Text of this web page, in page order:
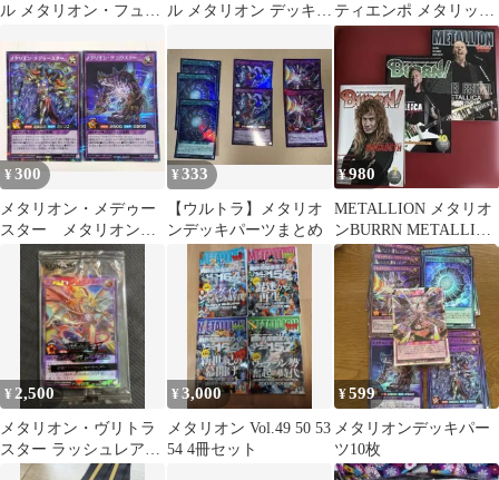
ル メタリオン・フュー
ル メタリオン デッキパ
ティエンポ メタリック
クールグレー 27.5cm
¥300
メタリオン・メデゥー
スター メタリオン・
ゲニウスター【シーク
レット】
¥333
【ウルトラ】メタリオ
ンデッキパーツまとめ
¥980
METALLION メタリオ
ンBURRN METALLICA
メタリカ メガデス
¥ 2,500
メタリオン・ヴリトラ
スター ラッシュレア
SPECIAL RED Ver.
¥3,000
メタリオン Vol.49 50 53
54 4冊セット
¥599
メタリオンデッキパー
ツ10枚